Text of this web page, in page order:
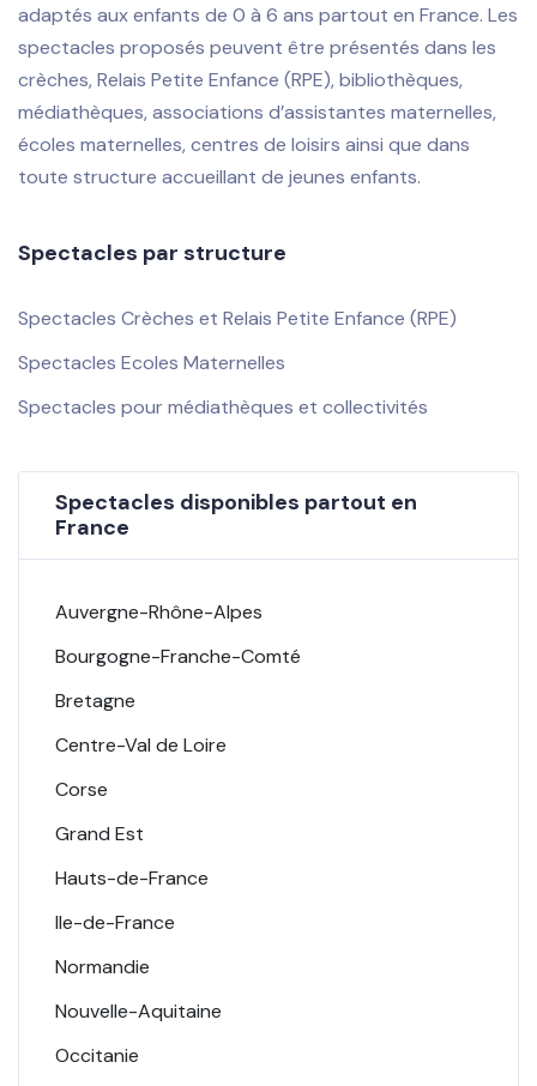
adaptés aux enfants de 0 à 6 ans partout en France. Les
spectacles proposés peuvent être présentés dans les
crèches, Relais Petite Enfance (RPE), bibliothèques,
médiathèques, associations d’assistantes maternelles,
écoles maternelles, centres de loisirs ainsi que dans
toute structure accueillant de jeunes enfants.
Spectacles par structure
Spectacles Crèches et Relais Petite Enfance (RPE)
Spectacles Ecoles Maternelles
Spectacles pour médiathèques et collectivités
Spectacles disponibles partout en
France
Auvergne-Rhône-Alpes
Bourgogne-Franche-Comté
Bretagne
Centre-Val de Loire
Corse
Grand Est
Hauts-de-France
Ile-de-France
Normandie
Nouvelle-Aquitaine
Occitanie